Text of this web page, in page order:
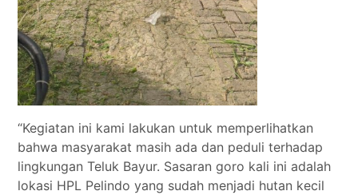
“Kegiatan ini kami lakukan untuk memperlihatkan
bahwa masyarakat masih ada dan peduli terhadap
lingkungan Teluk Bayur. Sasaran goro kali ini adalah
lokasi HPL Pelindo yang sudah menjadi hutan kecil